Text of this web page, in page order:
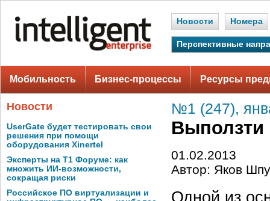
Новости Номера
Перспективные
Мобильность Бизнес-процессы Ресурсы
Новости
UserGate будет тестировать свои
решения при помощи
оборудования Xinertel
Эксперты на Т1 Форуме: как
множить ИИ-возможности,
сокращая риски
Российское ПО виртуализации и
№1 (247),
Выползти
01.02.2013
Автор: Яков
Одной из